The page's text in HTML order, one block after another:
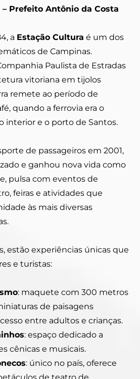
– Prefeito Antônio da Costa
a Estação Cultura é um dos
de Campinas.
Paulista de Estradas
vitoriana em tijolos
remete ao período de
quando a ferrovia era o
interior e o porto de Santos.
de passageiros em 2001,
e ganhou nova vida como
pulsa com eventos de
feiras e atividades que
às mais diversas
estão experiências únicas que
e turistas:
: maquete com 300 metros
de paisagens
entre adultos e crianças.
: espaço dedicado a
cênicas e musicais.
: único no país, oferece
de teatro de